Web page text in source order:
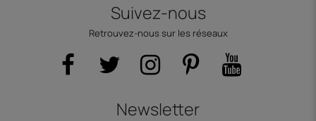
Suivez-nous
Retrouvez-nous sur les réseaux
Newsletter